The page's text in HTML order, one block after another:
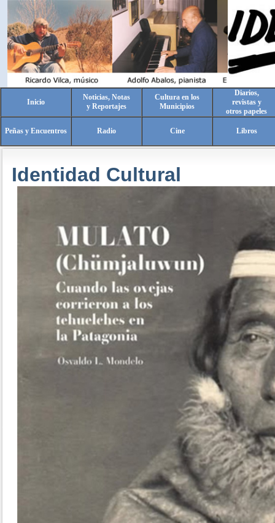
Inicio
Noticias, Notas
y Reportajes
Cultura en los
Municipios
Diarios,
revistas y
otros papeles
Peñas y Encuentros Radio Cine Libros
Identidad Cultural